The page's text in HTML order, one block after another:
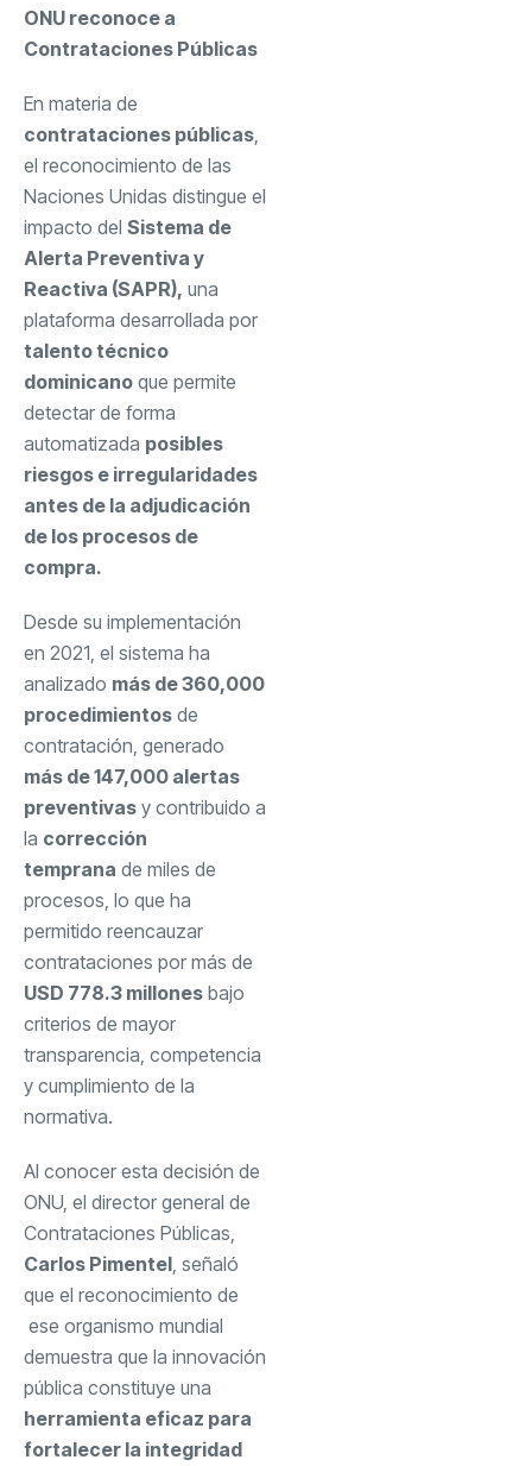
ONU reconoce a
Contrataciones Públicas
En materia de
contrataciones públicas
el reconocimiento de las
Naciones Unidas distingue el
impacto del Sistema de
Alerta Preventiva y
Reactiva (SAPR), una
plataforma desarrollada por
talento técnico
dominicano que permite
detectar de forma
automatizada posibles
riesgos e irregularidades
antes de la adjudicación
de los procesos de
compra.
Desde su implementación
en 2021, el sistema ha
analizado más de 360,000
procedimientos de
contratación, generado
más de 147,000 alertas
preventivas y contribuido a
la corrección
temprana de miles de
procesos, lo que ha
permitido reencauzar
contrataciones por más de
USD 778.3 millones bajo
criterios de mayor
transparencia, competencia
y cumplimiento de la
normativa.
Al conocer esta decisión de
ONU, el director general de
Contrataciones Públicas,
Carlos Pimentel , señaló
que el reconocimiento de
ese organismo mundial
demuestra que la innovación
pública constituye una
herramienta eficaz para
fortalecer la integridad